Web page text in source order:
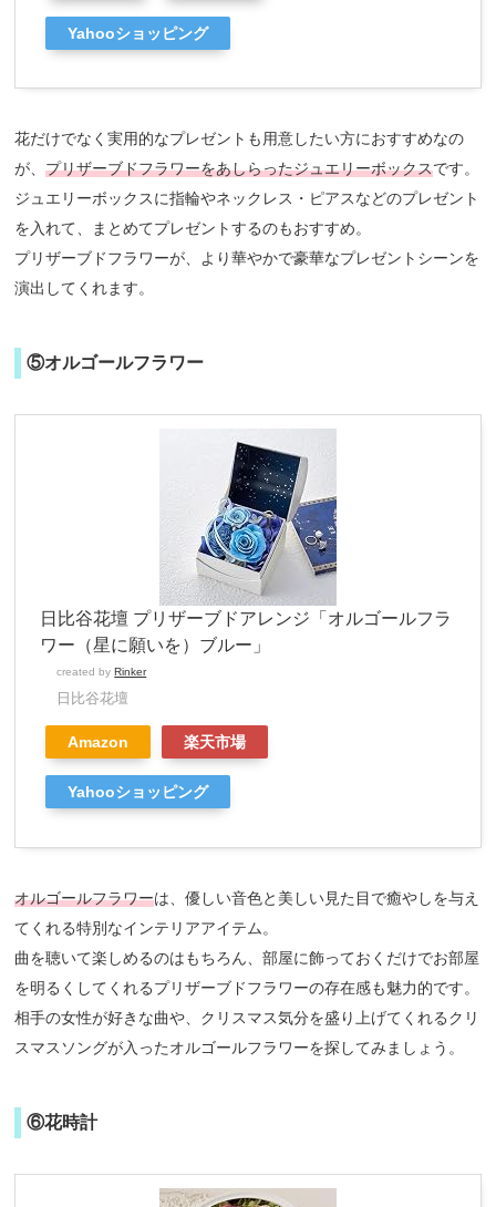
Yahooショッピング
花だけでなく実用的なプレゼントも用意したい方におすすめなの
が、プリザーブドフラワーをあしらったジュエリーボックスです。
ジュエリーボックスに指輪やネックレス・ピアスなどのプレゼント
を入れて、まとめてプレゼントするのもおすすめ。
プリザーブドフラワーが、より華やかで豪華なプレゼントシーンを
演出してくれます。
⑤オルゴールフラワー
日比谷花壇 プリザーブドアレンジ「オルゴールフラ
ワー（星に願いを）ブルー」
created by Rinker
日比谷花壇
Amazon 楽天市場
Yahooショッピング
オルゴールフラワーは、優しい音色と美しい見た目で癒やしを与え
てくれる特別なインテリアアイテム。
曲を聴いて楽しめるのはもちろん、部屋に飾っておくだけでお部屋
を明るくしてくれるプリザーブドフラワーの存在感も魅力的です。
相手の女性が好きな曲や、クリスマス気分を盛り上げてくれるクリ
スマスソングが入ったオルゴールフラワーを探してみましょう。
⑥花時計